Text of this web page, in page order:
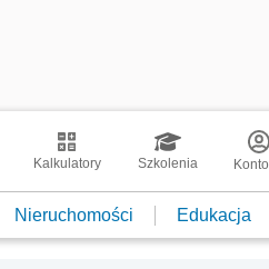
Kalkulatory Szkolenia Konto
Nieruchomości Edukacja